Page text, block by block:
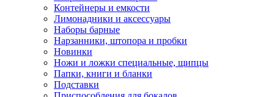
Контейнеры и емкости
Лимонадники и аксессуары
Наборы барные
Нарзанники, штопора и пробки
Новинки
Ножи и ложки специальные, щипцы
Папки, книги и бланки
Подставки